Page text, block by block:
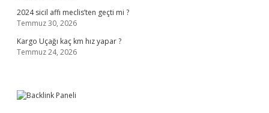
2024 sicil affı meclis’ten geçti mi ?
Temmuz 30, 2026
Kargo Uçağı kaç km hız yapar ?
Temmuz 24, 2026